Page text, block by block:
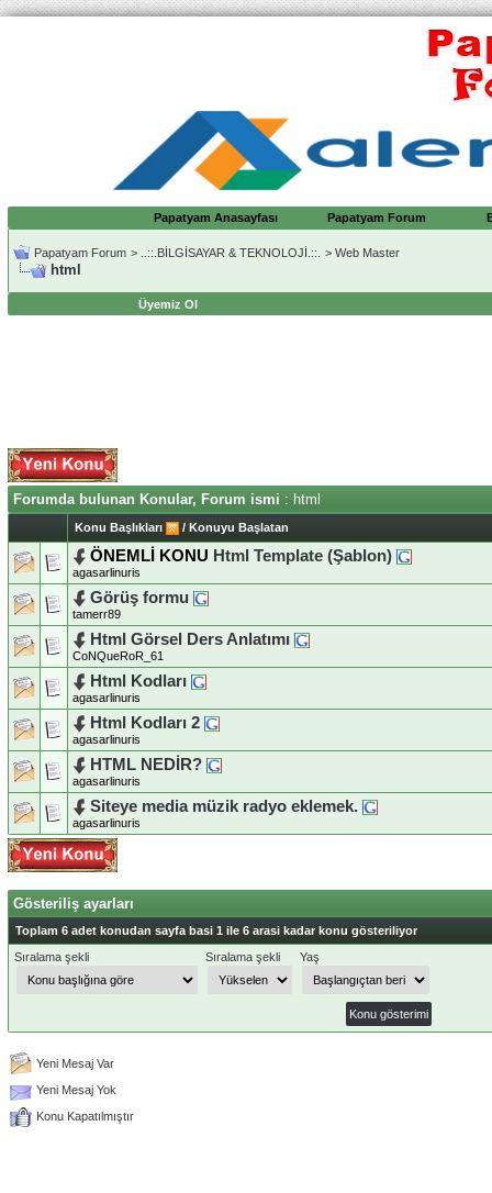
Papatyam Anasayfası Papatyam Forum
Papatyam Forum > ..::.BİLGİSAYAR & TEKNOLOJİ.::. > Web Master
html
Üyemiz Ol
Forumda bulunan Konular, Forum ismi : html
Konu Başlıkları / Konuyu Başlatan
ÖNEMLİ KONU Html Template (Şablon)
agasarlinuris
Görüş formu
tamerr89
Html Görsel Ders Anlatımı
CoNQueRoR_61
Html Kodları
agasarlinuris
Html Kodları 2
agasarlinuris
HTML NEDİR?
agasarlinuris
Siteye media müzik radyo eklemek.
agasarlinuris
Gösteriliş ayarları
Toplam 6 adet konudan sayfa basi 1 ile 6 arasi kadar konu gösteriliyor
Sıralama şekli
Sıralama şekli Yaş
Yeni Mesaj Var
Yeni Mesaj Yok
Konu Kapatılmıştır